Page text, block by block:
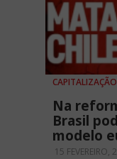
Na
Brasil
modelo
15